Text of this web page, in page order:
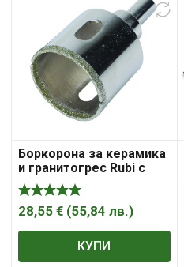
Боркорона за керамика
и гранитогрес Rubi с
диамантена посипка с
цилиндрична опашка
65х70 мм, Easygres
28,55 € (55,84 лв.)
КУПИ